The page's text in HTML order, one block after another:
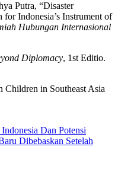
Putra, “Disaster
Indonesia’s Instrument of
Hubungan Internasional
Diplomacy, 1st Editio.
in Southeast Asia
Dan Potensi
Dibebaskan Setelah